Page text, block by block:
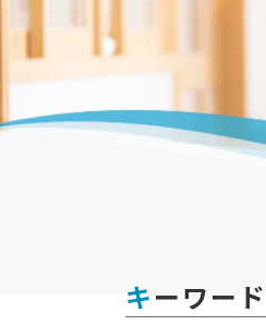
キーワー